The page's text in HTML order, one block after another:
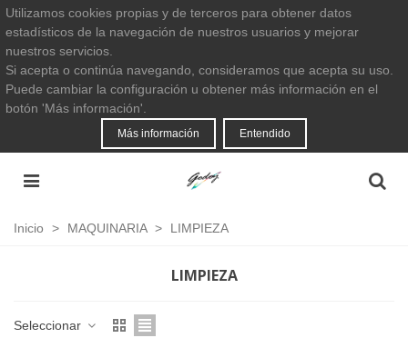
Utilizamos cookies propias y de terceros para obtener datos
estadísticos de la navegación de nuestros usuarios y mejorar
nuestros servicios.
Si acepta o continúa navegando, consideramos que acepta su uso.
Puede cambiar la configuración u obtener más información en el
botón 'Más información'.
Más información Entendido
Inicio > MAQUINARIA > LIMPIEZA
LIMPIEZA
Seleccionar